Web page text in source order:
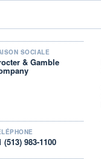
SOCIALE
& Gamble
(513) 983-1100